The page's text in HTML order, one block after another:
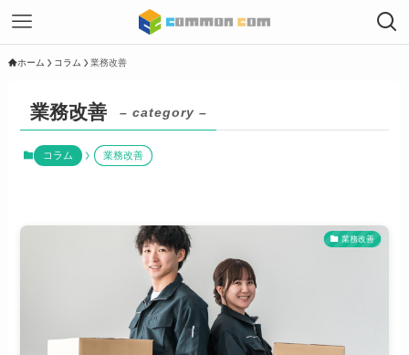
ホーム コラム 業務改善
業務改善 – category –
コラム 業務改善
業務改善